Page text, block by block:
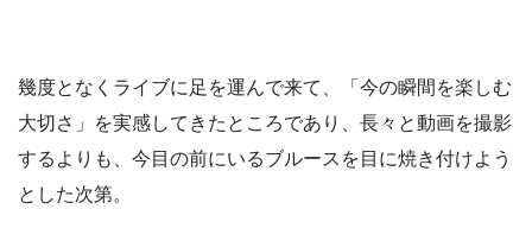
幾度となくライブに足を運んで来て、「今の瞬間を楽しむ
大切さ」を実感してきたところであり、長々と動画を撮影
するよりも、今目の前にいるブルースを目に焼き付けよう
とした次第。